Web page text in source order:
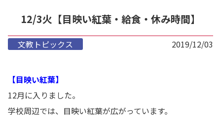
12/3火【目映い紅葉・給食・休み時間】
文教トピックス 2019/12/03
【目映い紅葉】
12月に入りました。
学校周辺では、目映い紅葉が広がっています。